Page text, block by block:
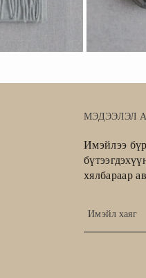
МЭДЭЭЛЭЛ
Имэйлээ
хялбараар